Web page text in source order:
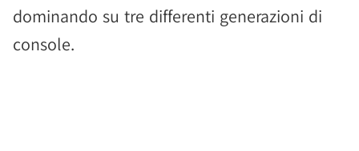
dominando su tre differenti generazioni di
console.